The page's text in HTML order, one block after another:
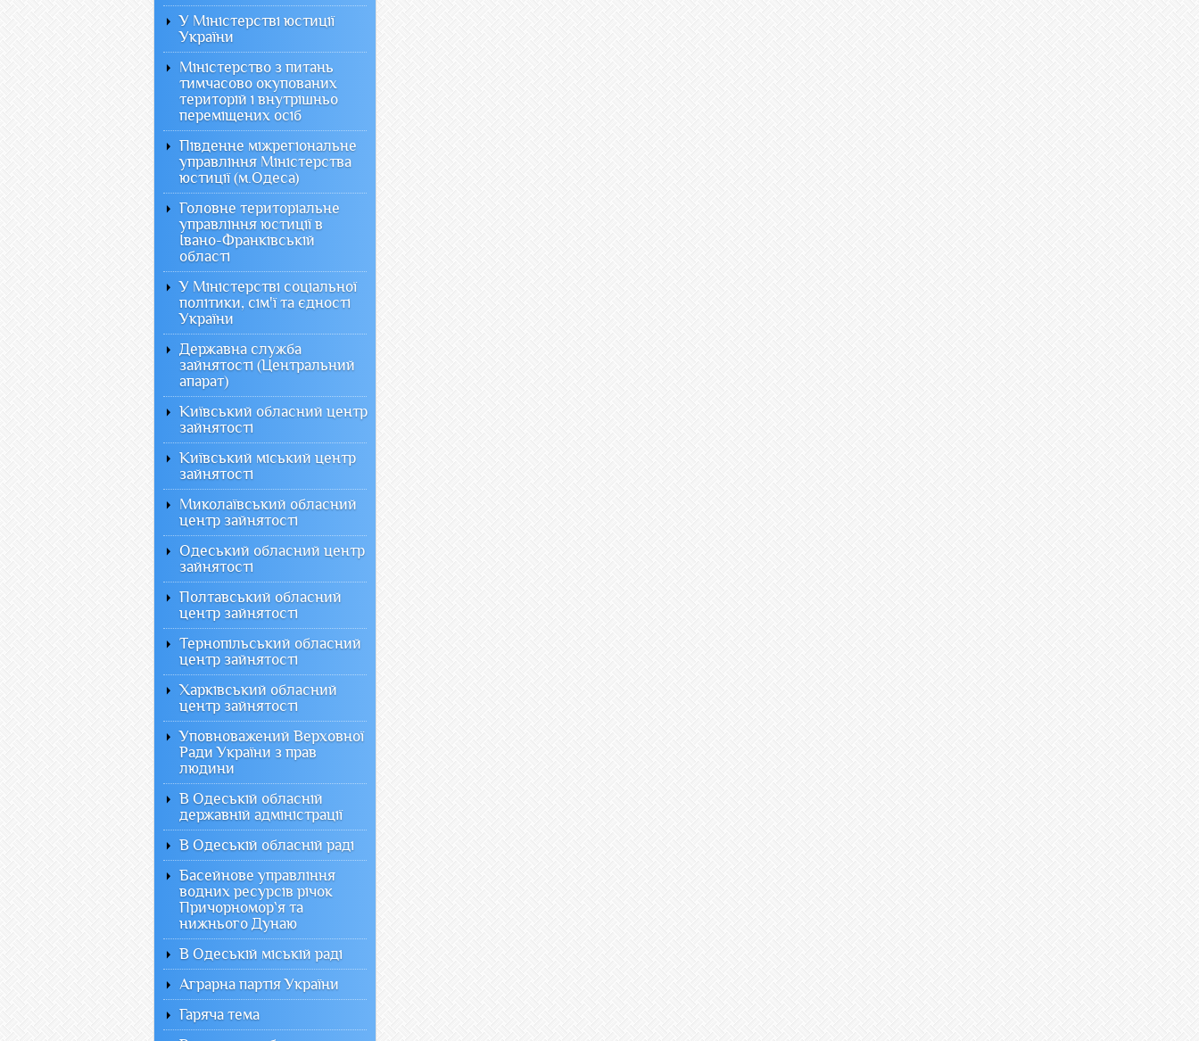
У Міністерстві юстиції
України
Міністерство з питань
тимчасово окупованих
територій і внутрішньо
переміщених осіб
Південне міжрегіональне
управління Міністерства
юстиції (м.Одеса)
Головне територіальне
управління юстиції в
Івано-Франківській
області
У Міністерстві соціальної
політики, сім'ї та єдності
України
Державна служба
зайнятості (Центральний
апарат)
Київський обласний центр
зайнятості
Київський міський центр
зайнятості
Миколаївський обласний
центр зайнятості
Одеський обласний центр
зайнятості
Полтавський обласний
центр зайнятості
Тернопільський обласний
центр зайнятості
Харківський обласний
центр зайнятості
Уповноважений Верховної
Ради України з прав
людини
В Одеській обласній
державній адміністрації
В Одеській обласній раді
Басейнове управління
водних ресурсів річок
Причорномор`я та
нижнього Дунаю
В Одеській міській раді
Аграрна партія України
Гаряча тема